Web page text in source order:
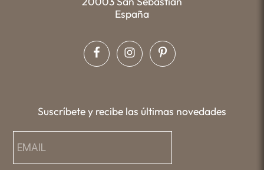
España
Suscríbete y recibe las últimas novedades